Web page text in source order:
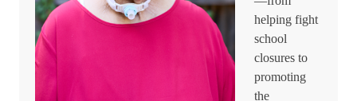
helping fight
school
closures to
promoting
the